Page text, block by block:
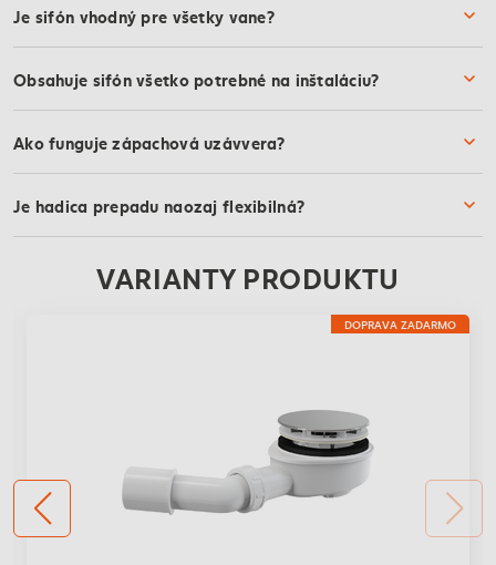
Je sifón vhodný pre všetky vane?
Obsahuje sifón všetko potrebné na inštaláciu?
Ako funguje zápachová uzávvera?
Je hadica prepadu naozaj flexibilná?
VARIANTY PRODUKTU
DOPRAVA ZADARMO